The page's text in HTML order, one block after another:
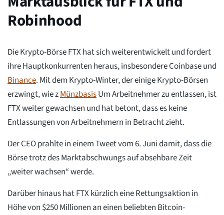
Robinhood
Die Krypto-Börse FTX hat sich weiterentwickelt und fordert
ihre Hauptkonkurrenten heraus, insbesondere Coinbase und
Binance. Mit dem Krypto-Winter, der einige Krypto-Börsen
erzwingt, wie zMünzbasisUm Arbeitnehmer zu entlassen, ist
FTX weiter gewachsen und hat betont, dass es keine
Entlassungen von Arbeitnehmern in Betracht zieht.
Der CEO prahlte in einem Tweet vom 6. Juni damit, dass die
Börse trotz des Marktabschwungs auf absehbare Zeit
„weiter wachsen“ werde.
Darüber hinaus hat FTX kürzlich eine Rettungsaktion in
Höhe von $250 Millionen an einen beliebten Bitcoin-